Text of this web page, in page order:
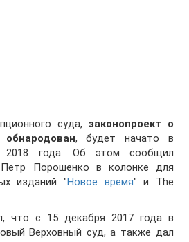
суда, законопроект о
, будет начато в
2018 года. Об этом сообщил
Порошенко в колонке для
изданий "Новое время" и The
что с 15 декабря 2017 года в
Верховный суд, а также дал